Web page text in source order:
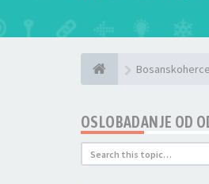
OSLOBADANJE OD